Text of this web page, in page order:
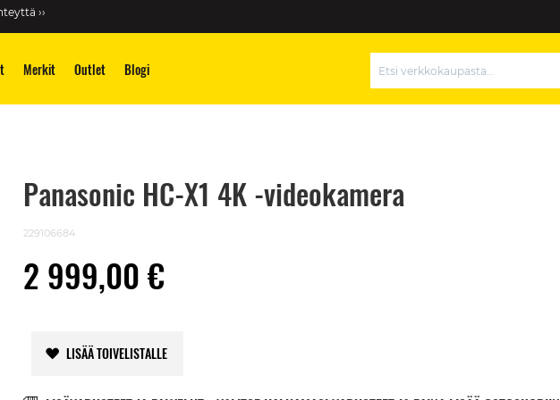
››
Merkit Outlet Blogi
Panasonic HC-X1 4K -videokamera
229106684
2 999,00 €
LISÄÄ TOIVELISTALLE